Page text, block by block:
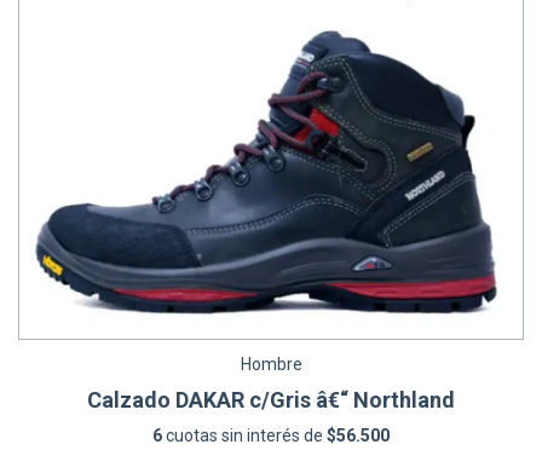
Hombre
Calzado DAKAR c/Gris â€“ Northland
6cuotas sin interés de $56.500